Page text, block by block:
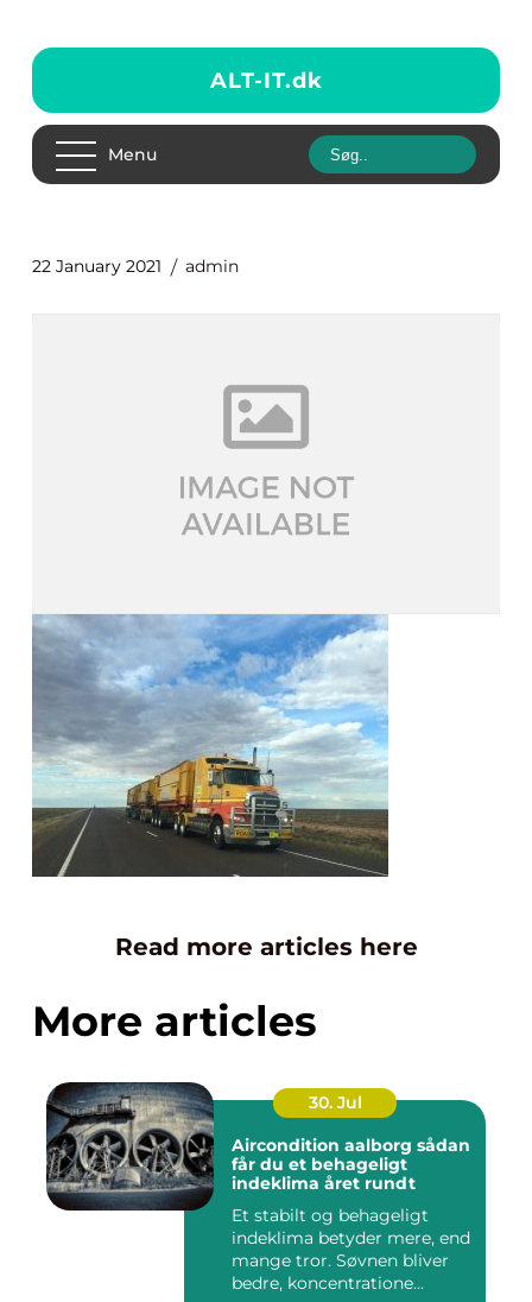
ALT-IT.dk
Menu
22 January 2021 admin
Read more articles here
More articles
30. Jul
Aircondition aalborg sådan
får du et behageligt
indeklima året rundt
Et stabilt og behageligt
indeklima betyder mere, end
mange tror. Søvnen bliver
bedre, koncentratione...